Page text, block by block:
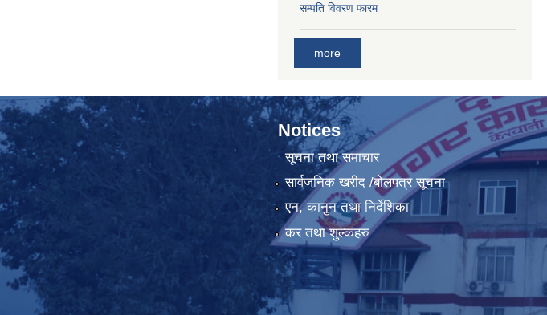
सम्पति विवरण फारम
more
Notices
सूचना तथा समाचार
सार्वजनिक खरीद /बोलपत्र सूचना
एन, कानुन तथा निर्देशिका
कर तथा शुल्कहरु